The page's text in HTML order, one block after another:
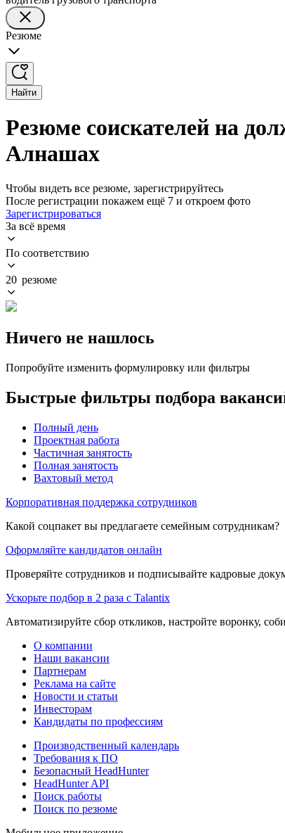
Резюме
Найти
Резюме соискателей на
Алнашах
Чтобы видеть все резюме, зарегистрируйтесь
После регистрации покажем ещё 7 и откроем фото
Зарегистрироваться
За всё время
По соответствию
20 резюме
Ничего не нашлось
Попробуйте изменить формулировку или фильтры
Быстрые фильтры подбора
Полный день
Проектная работа
Частичная занятость
Полная занятость
Вахтовый метод
Корпоративная поддержка сотрудников
Какой соцпакет вы предлагаете семейным сотрудникам?
Оформляйте кандидатов онлайн
Проверяйте сотрудников и подписывайте кадровые
Ускорьте подбор в 2 раза с Talantix
Автоматизируйте сбор откликов, настройте воронку,
О компании
Наши вакансии
Партнерам
Реклама на сайте
Новости и статьи
Инвесторам
Кандидаты по профессиям
Производственный календарь
Требования к ПО
Безопасный HeadHunter
HeadHunter API
Поиск работы
Поиск по резюме